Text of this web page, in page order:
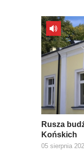
Rusza
Końskich
05 sierpnia